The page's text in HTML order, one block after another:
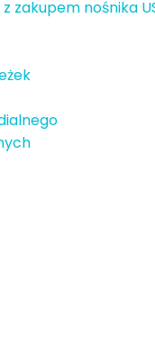
zakupem nośnika